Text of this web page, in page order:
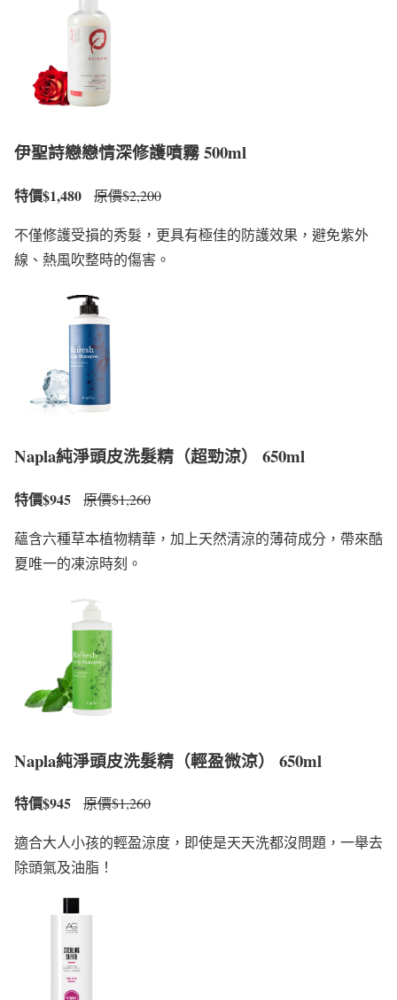
伊聖詩戀戀情深修護噴霧 500ml
特價$1,480 原價$2,200
不僅修護受損的秀髮，更具有極佳的防護效果，避免紫外
線、熱風吹整時的傷害。
Napla純淨頭皮洗髮精（超勁涼） 650ml
特價$945 原價$1,260
蘊含六種草本植物精華，加上天然清涼的薄荷成分，帶來酷
夏唯一的凍涼時刻。
Napla純淨頭皮洗髮精（輕盈微涼） 650ml
特價$945 原價$1,260
適合大人小孩的輕盈涼度，即使是天天洗都沒問題，一舉去
除頭氣及油脂！